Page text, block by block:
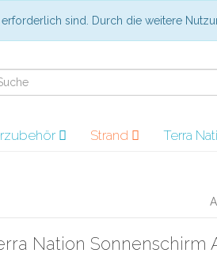
sind. Durch die weitere
Strand Terra
Nation Sonnenschirm